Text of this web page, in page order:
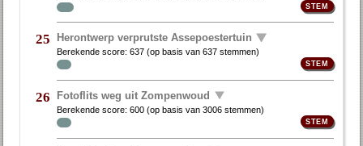
25 Herontwerp verprutste Assepoestertuin
Berekende score:637 (op basis van637 stemmen)
26 Fotoflits weg uit Zompenwoud
Berekende score:600 (op basis van3006 stemmen)